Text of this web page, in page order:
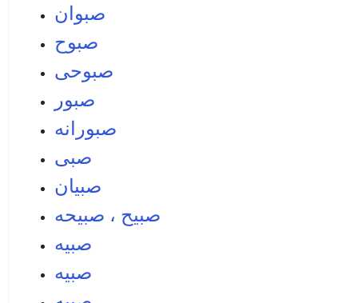
صبوان
صبوح
صبوحی
صبور
صبورانه
صبی
صبيان
صبيح ، صبيحه
صبيه
صبيه